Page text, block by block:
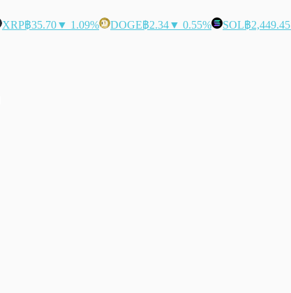
XRP฿35.70▼ 1.09% DOGE฿2.34▼ 0.55% SOL฿2,449.45